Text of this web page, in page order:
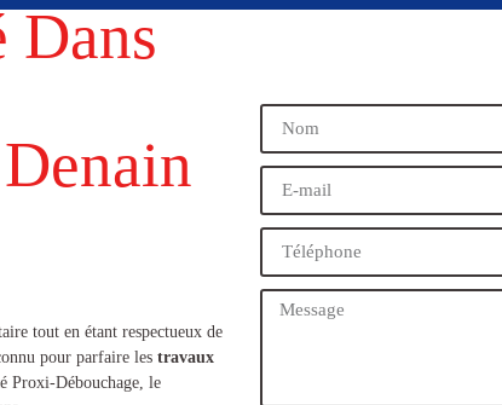
Dans
tout en étant respectueux de
pour parfaire les travaux
Proxi-Débouchage, le